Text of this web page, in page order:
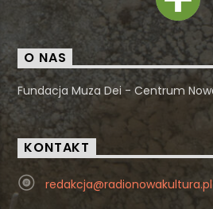
O NAS
Fundacja Muza Dei - Centrum
KONTAKT
redakcja@radionowakultura.pl